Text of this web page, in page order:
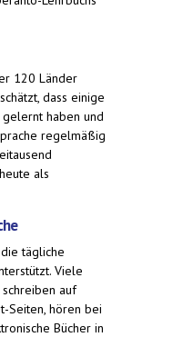
120 Länder
dass einige
haben und
regelmäßig
als
tägliche
Viele
auf
Seiten, hören bei
Bücher in